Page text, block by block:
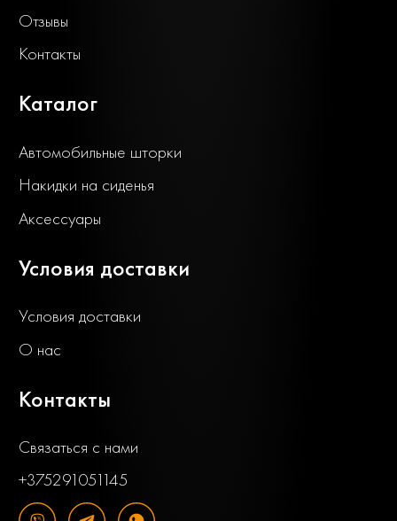
Отзывы
Контакты
Каталог
Автомобильные шторки
Накидки на сиденья
Аксессуары
Условия доставки
Условия доставки
О нас
Контакты
Связаться с нами
+375291051145